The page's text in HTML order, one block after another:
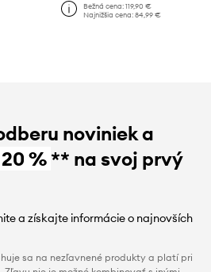
Bežná cena: 119,90 €
Najnižšia cena: 84,99 €
noviniek a
20 %** na svoj prvý
a získajte informácie o najnovších
sa na nezľavnené produkty a platí pri